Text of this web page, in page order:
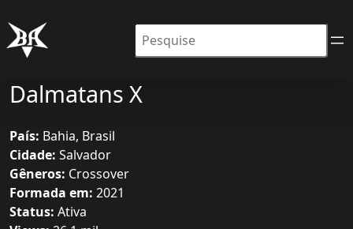
Pesquisar
Dalmatans X
País: Bahia, Brasil
Cidade: Salvador
Gêneros: Crossover
Formada em: 2021
Status: Ativa